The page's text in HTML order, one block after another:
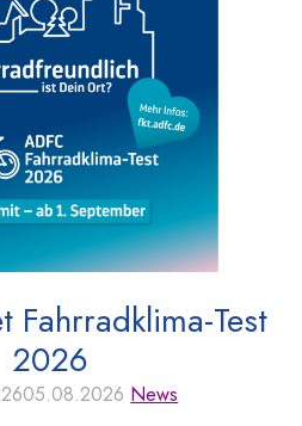
Fahrradklima-Test
2026
05.08.2026 News